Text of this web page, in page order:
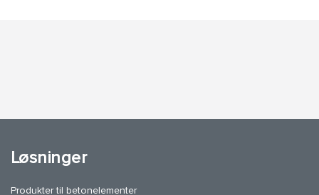
Løsninger
Produkter til betonelementer